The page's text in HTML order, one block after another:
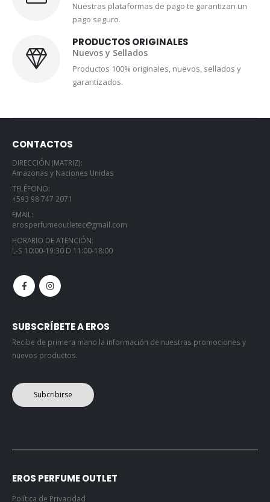
Nuestras plataformas de pago te garantizan un
pago seguro.
PRODUCTOS ORIGINALES
Nuevos y Sellados
Productos 100% originales, nuevos, sellados y
garantizados.
CONTACTOS
DIRECCIÓN (MATRIZ):
Amazonas y Naciones Unidas
TELÉFONO:
+593 98 747 2071
EMAIL:
erosperfumeoutletec@gmail.com
HORARIO DE ATENCIÓN:
L-S 10:00-19:30 D 11:00-18:00
SUBSCRÍBETE A EROS
Recibe de primera mano la información de nuestras promociones y
nuevos productos.
Subcribirse
EROS PERFUME OUTLET
Política de Privacidad